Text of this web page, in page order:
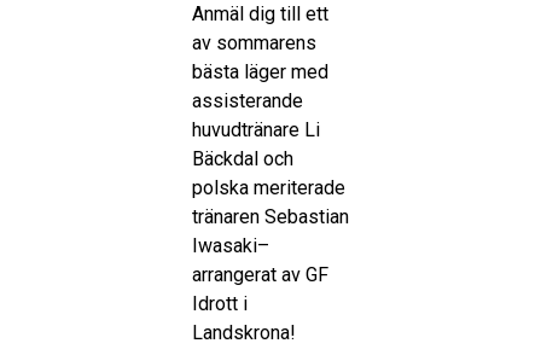
Anmäl dig till ett
av sommarens
bästa läger med
assisterande
huvudtränare Li
Bäckdal och
polska meriterade
tränaren Sebastian
Iwasaki–
arrangerat av GF
Idrott i
Landskrona!